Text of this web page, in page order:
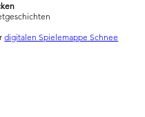
digitalen Spielemappe Schnee